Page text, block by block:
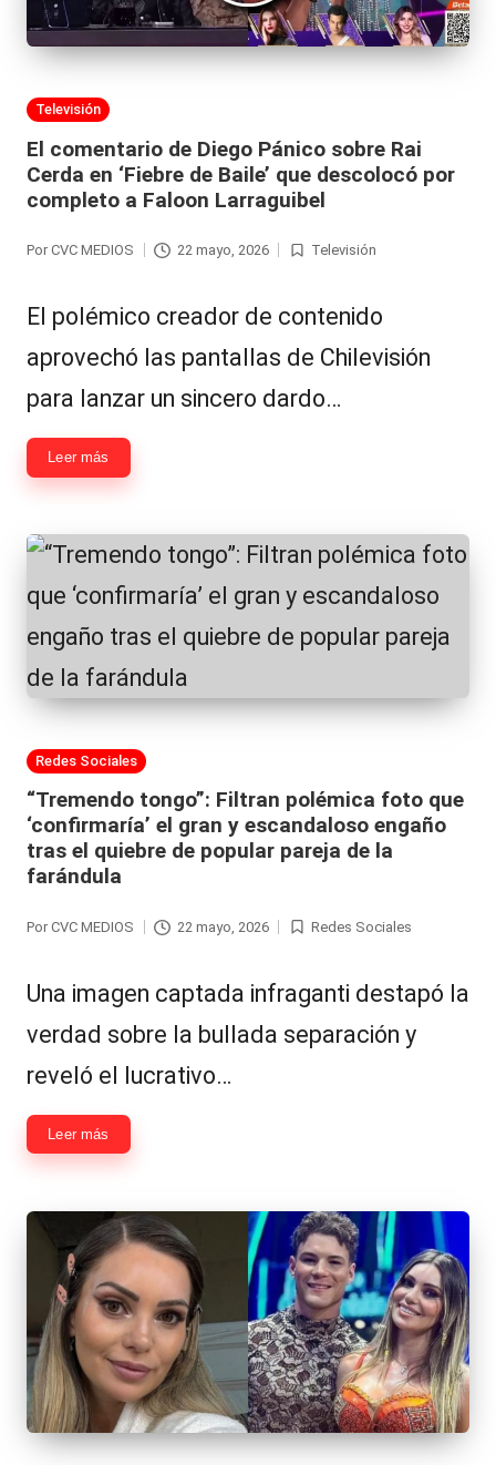
al
it
y
s,
T
V
y
e
d
e
s
|
a
C
V
C
Publicada
Televisión
El comentario de Diego Pánico sobre Rai
Cerda en ‘Fiebre de Baile’ que descolocó por
completo a Faloon Larraguibel
Por CVC MEDIOS 22 mayo, 2026
Publicada
Televisión
El polémico creador de contenido
aprovechó las pantallas de Chilevisión
para lanzar un sincero dardo…
Leer más
Publicada
Redes Sociales
“Tremendo tongo”: Filtran polémica foto que
‘confirmaría’ el gran y escandaloso engaño
tras el quiebre de popular pareja de la
farándula
Por CVC MEDIOS 22 mayo, 2026
Publicada
Redes Sociales
Una imagen captada infraganti destapó la
verdad sobre la bullada separación y
reveló el lucrativo…
Leer más